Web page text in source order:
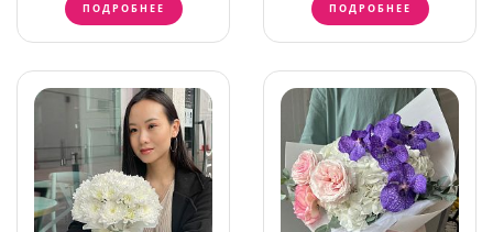
ПОДРОБНЕЕ ПОДРОБНЕЕ